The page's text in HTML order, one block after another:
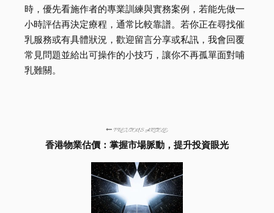
時，優先看施作者的專業訓練與實務案例，若能先做一
小時評估再決定療程，通常比較靠譜。若你正在尋找催
乳服務或有具體狀況，歡迎留言分享或私訊，我會回覆
常見問題並給出可操作的小技巧，讓你不再孤單面對哺
乳難關。
PREVIOUS ARTICLE
香港物業估價：掌握市場脈動，提升投資眼光